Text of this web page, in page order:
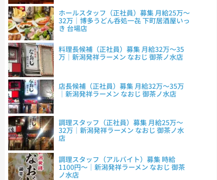
ホールスタッフ（正社員）募集 月給25万～
32万｜博多うどん呑処一㐂 下町居酒屋いっ
き 台場店
料理長候補（正社員）募集 月給32万～35
万｜新潟発祥ラーメン なおじ 御茶ノ水店
店長候補（正社員）募集 月給32万～35万
｜新潟発祥ラーメン なおじ 御茶ノ水店
調理スタッフ（正社員）募集 月給25万～
32万｜新潟発祥ラーメン なおじ 御茶ノ水
店
調理スタッフ（アルバイト）募集 時給
1100円～｜新潟発祥ラーメン なおじ 御茶
ノ水店